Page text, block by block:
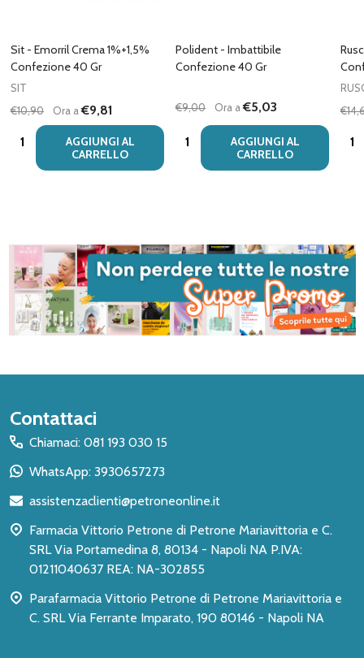
Sit - Emorril Crema 1%+1,5%
Confezione 40 Gr
SIT
€10,90
Ora a€9,81
Quantità:
AGGIUNGI AL
CARRELLO
Polident - Imbattibile
Confezione 40 Gr
€9,00 Ora a€5,03
Quantità:
AGGIUNGI AL
CARRELLO
Inizio
del
piè
pagina
Contattaci
Chiamaci: 081 193 030 15
WhatsApp: 3930657273
assistenzaclienti@petroneonline.it
Farmacia Vittorio Petrone di Petrone Mariavittoria e C.
SRL Via Portamedina 8, 80134 - Napoli NA P.IVA:
01211040637 REA: NA-302855
Parafarmacia Vittorio Petrone di Petrone Mariavittoria e
C. SRL Via Ferrante Imparato, 190 80146 - Napoli NA